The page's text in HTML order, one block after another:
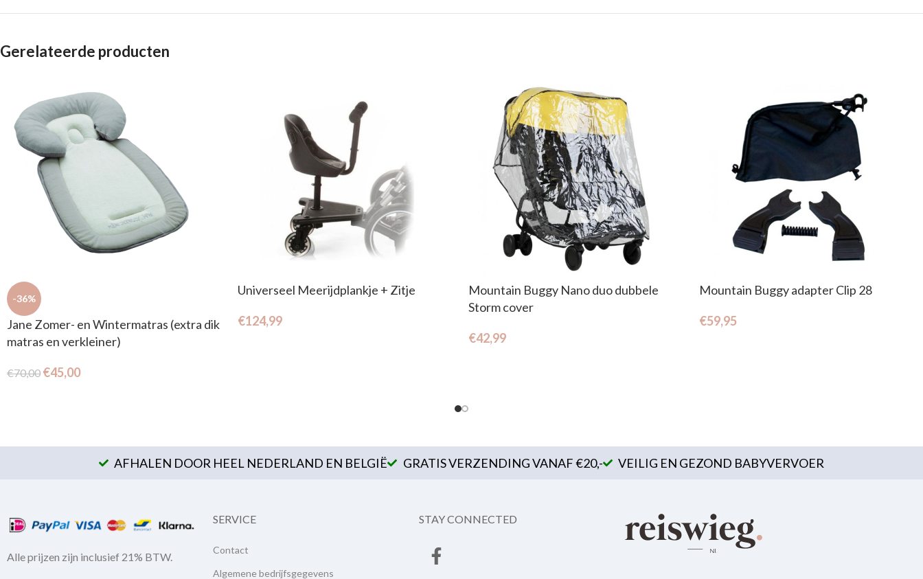
Gerelateerde producten
-36%
Jane Zomer- en Wintermatras (extra dik
matras en verkleiner)
€70,00 €45,00
Universeel Meerijdplankje + Zitje
€124,99
Mountain Buggy Nano duo dubbele
Storm cover
€42,99
Mountain Buggy adapter Clip 28
€59,95
AFHALEN DOOR HEEL NEDERLAND EN BELGIË GRATIS VERZENDING VANAF €20,- VEILIG EN GEZOND BABYVERVOER
Alle prijzen zijn inclusief 21% BTW.
SERVICE
Contact
Algemene bedrijfsgegevens
STAY CONNECTED